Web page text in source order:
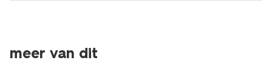
meer van dit